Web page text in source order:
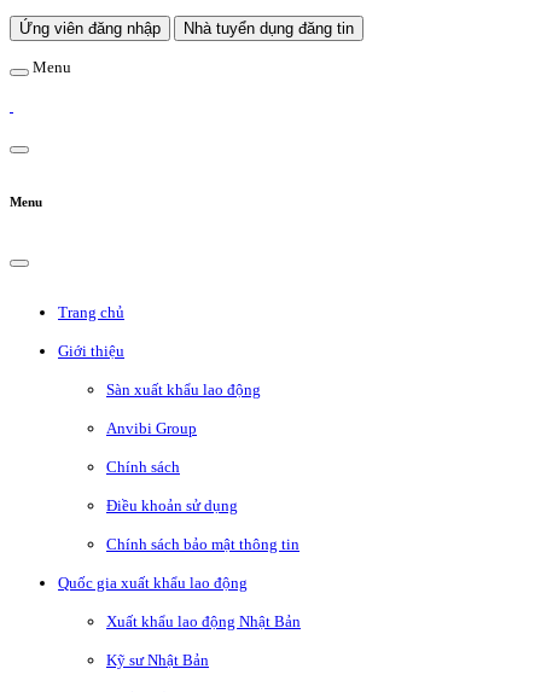
Ứng viên đăng nhập Nhà tuyển dụng đăng tin
Menu
Menu
Trang chủ
Giới thiệu
Sàn xuất khẩu lao động
Anvibi Group
Chính sách
Điều khoản sử dụng
Chính sách bảo mật thông tin
Quốc gia xuất khẩu lao động
Xuất khẩu lao động Nhật Bản
Kỹ sư Nhật Bản